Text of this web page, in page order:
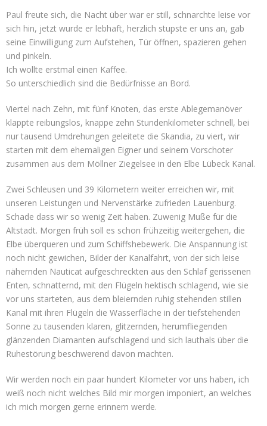
Paul freute sich, die Nacht über war er still, schnarchte leise vor
sich hin, jetzt wurde er lebhaft, herzlich stupste er uns an, gab
seine Einwilligung zum Aufstehen, Tür öffnen, spazieren gehen
und pinkeln.
Ich wollte erstmal einen Kaffee.
So unterschiedlich sind die Bedürfnisse an Bord.
Viertel nach Zehn, mit fünf Knoten, das erste Ablegemanöver
klappte reibungslos, knappe zehn Stundenkilometer schnell, bei
nur tausend Umdrehungen geleitete die Skandia, zu viert, wir
starten mit dem ehemaligen Eigner und seinem Vorschoter
zusammen aus dem Möllner Ziegelsee in den Elbe Lübeck Kanal.
Zwei Schleusen und 39 Kilometern weiter erreichen wir, mit
unseren Leistungen und Nervenstärke zufrieden Lauenburg.
Schade dass wir so wenig Zeit haben. Zuwenig Muße für die
Altstadt. Morgen früh soll es schon frühzeitig weitergehen, die
Elbe überqueren und zum Schiffshebewerk. Die Anspannung ist
noch nicht gewichen, Bilder der Kanalfahrt, von der sich leise
nähernden Nauticat aufgeschreckten aus den Schlaf gerissenen
Enten, schnatternd, mit den Flügeln hektisch schlagend, wie sie
vor uns starteten, aus dem bleiernden ruhig stehenden stillen
Kanal mit ihren Flügeln die Wasserfläche in der tiefstehenden
Sonne zu tausenden klaren, glitzernden, herumfliegenden
glänzenden Diamanten aufschlagend und sich lauthals über die
Ruhestörung beschwerend davon machten.
Wir werden noch ein paar hundert Kilometer vor uns haben, ich
weiß noch nicht welches Bild mir morgen imponiert, an welches
ich mich morgen gerne erinnern werde.